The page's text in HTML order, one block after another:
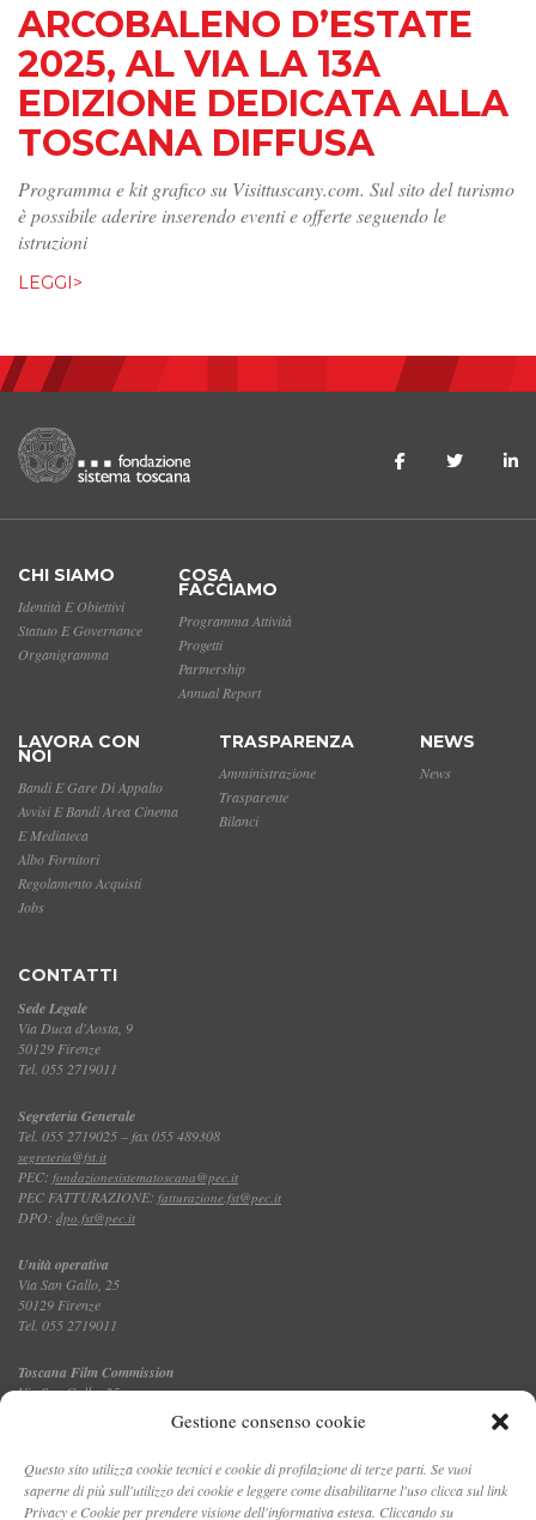
Gestione consenso cookie
Questo sito utilizza cookie tecnici e cookie di profilazione di terze parti. Se vuoi
saperne di più sull'utilizzo dei cookie e leggere come disabilitarne l'uso clicca sul link
Privacy e Cookie per prendere visione dell'informativa estesa. Cliccando su
ARCOBALENO D’ESTATE
2025, AL VIA LA 13A
EDIZIONE DEDICATA ALLA
TOSCANA DIFFUSA
Programma e kit grafico su Visittuscany.com. Sul sito del turismo
è possibile aderire inserendo eventi e offerte seguendo le
istruzioni
LEGGI>
CHI SIAMO
Identità E Obiettivi
Statuto E Governance
Organigramma
COSA
FACCIAMO
Programma Attività
Progetti
Partnership
Annual Report
LAVORA CON
NOI
Bandi E Gare Di Appalto
Avvisi E Bandi Area Cinema
E Mediateca
Albo Fornitori
Regolamento Acquisti
Jobs
TRASPARENZA
Amministrazione
Trasparente
Bilanci
NEWS
News
CONTATTI
Sede Legale
Via Duca d'Aosta, 9
50129 Firenze
Tel. 055 2719011
Segreteria Generale
Tel. 055 2719025 – fax 055 489308
segreteria@fst.it
PEC: fondazionesistematoscana@pec.it
PEC FATTURAZIONE: fatturazione.fst@pec.it
DPO: dpo.fst@pec.it
Unità operativa
Via San Gallo, 25
50129 Firenze
Tel. 055 2719011
Toscana Film Commission
Via San Gallo, 25
Tel. 055 2719035 – fax 055 2719027
CONTATTI